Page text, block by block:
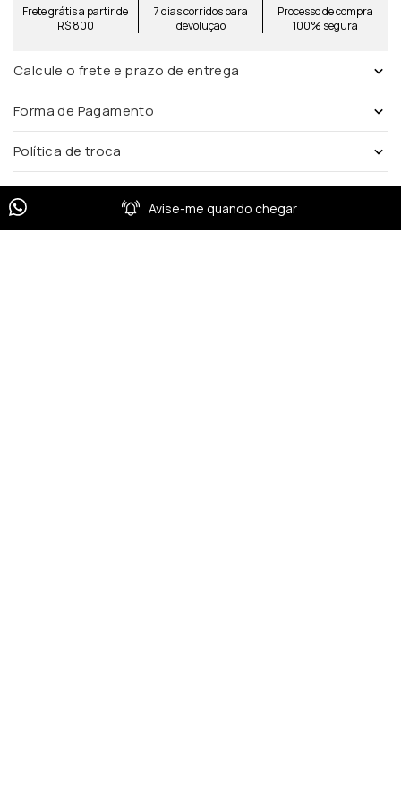
Frete grátis a partir de
R$ 800
7 dias corridos para
devolução
Processo de compra
100% segura
Calcule o frete e prazo de entrega
Forma de Pagamento
Política de troca
Avise-me quando chegar